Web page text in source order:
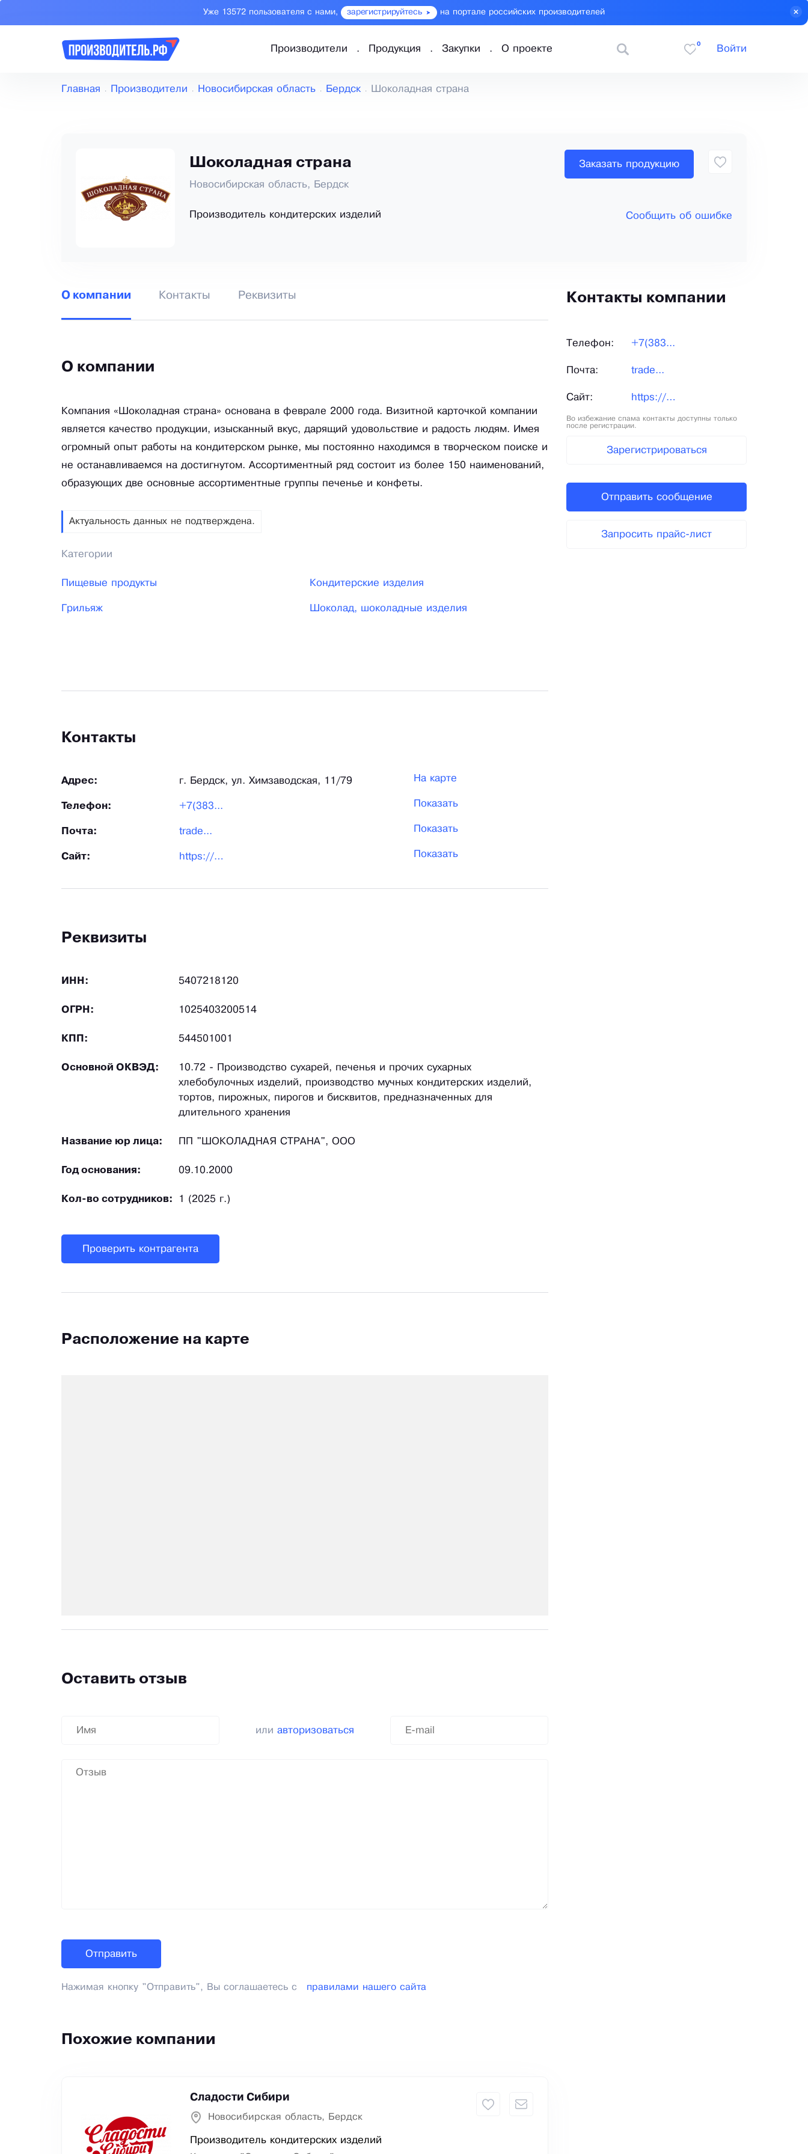
Уже 13572 пользователя с нами, зарегистрируйтесь на портале российских производителей
Производители Продукция Закупки О проекте
0
Войти
Главная Производители Новосибирская область Бердск Шоколадная страна
Шоколадная страна
Новосибирская область, Бердск
Производитель кондитерских изделий
Заказать продукцию
Сообщить об ошибке
О компании Контакты Реквизиты
О компании
Компания «Шоколадная страна» основана в феврале 2000 года. Визитной карточкой компании
является качество продукции, изысканный вкус, дарящий удовольствие и радость людям. Имея
огромный опыт работы на кондитерском рынке, мы постоянно находимся в творческом поиске и
не останавливаемся на достигнутом. Ассортиментный ряд состоит из более 150 наименований,
образующих две основные ассортиментные группы печенье и конфеты.
Актуальность данных не подтверждена.
Категории
Пищевые продукты Кондитерские изделия
Грильяж Шоколад, шоколадные изделия
Контакты
Адрес: г. Бердск, ул. Химзаводская, 11/79 На карте
Телефон: +7(383... Показать
Почта: trade... Показать
Сайт: https://choco-land.ru/ Показать
Реквизиты
ИНН: 5407218120
ОГРН: 1025403200514
КПП: 544501001
Основной ОКВЭД:
10.72 - Производство сухарей, печенья и прочих сухарных
хлебобулочных изделий, производство мучных кондитерских изделий,
тортов, пирожных, пирогов и бисквитов, предназначенных для
длительного хранения
Название юр лица: ПП "ШОКОЛАДНАЯ СТРАНА", ООО
Год основания: 09.10.2000
Кол-во сотрудников: 1 (2025 г.)
Проверить контрагента
Расположение на карте
Оставить отзыв
или авторизоваться
Нажимая кнопку "Отправить", Вы соглашаетесь с правилами нашего сайта
Похожие компании
Сладости Сибири
Новосибирская область, Бердск
Производитель кондитерских изделий
Контакты компании
Телефон: +7(383...
Почта: trade...
Сайт: https://choco-land.ru/
Во избежание спама контакты доступны только
после регистрации.
Зарегистрироваться
Отправить сообщение
Запросить прайс-лист